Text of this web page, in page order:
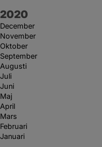
År:
2020
December
November
Oktober
September
Augusti
Juli
Juni
Maj
April
Mars
Februari
Januari